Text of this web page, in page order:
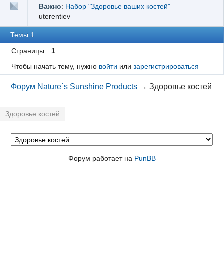
Важно: Набор "Здоровье ваших костей"
uterentiev
Темы 1
Страницы
1
Чтобы начать тему, нужно войти или зарегистрироваться
Форум Nature`s Sunshine Products →Здоровье костей
Здоровье костей
Форум работает на PunBB